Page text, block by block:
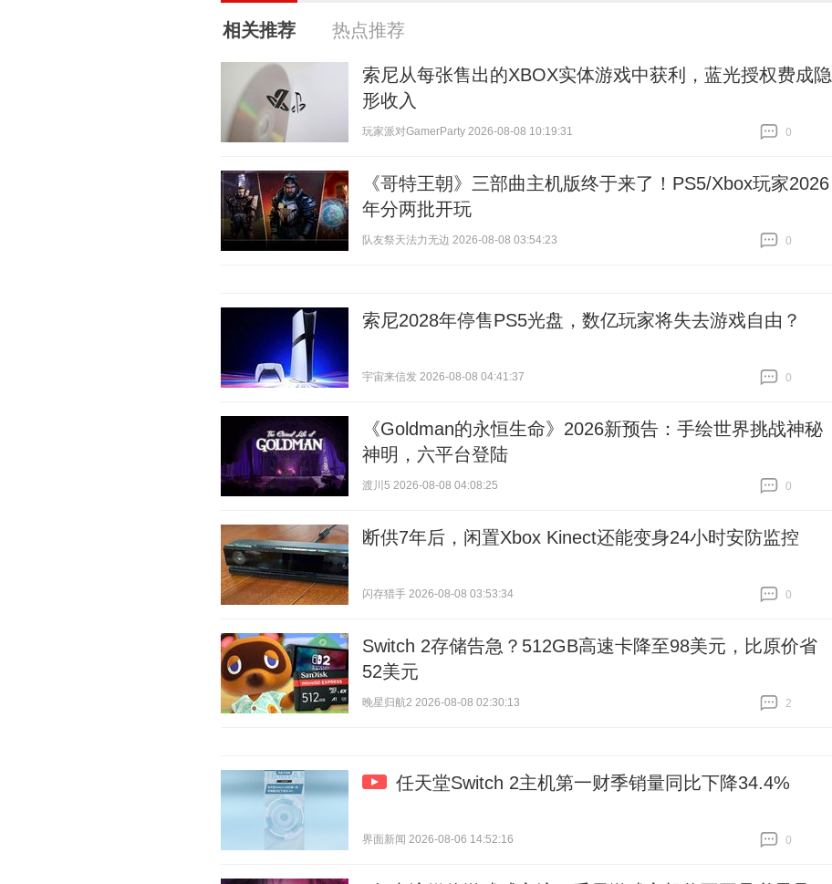
相关推荐 热点推荐
索尼从每张售出的XBOX实体游戏中获利，蓝光授权费成隐
形收入
玩家派对GamerParty 2026-08-08 10:19:31
0
《哥特王朝》三部曲主机版终于来了！PS5/Xbox玩家2026
年分两批开玩
队友祭天法力无边 2026-08-08 03:54:23
0
索尼2028年停售PS5光盘，数亿玩家将失去游戏自由？
宇宙来信发 2026-08-08 04:41:37
0
《Goldman的永恒生命》2026新预告：手绘世界挑战神秘
神明，六平台登陆
渡川5 2026-08-08 04:08:25
0
断供7年后，闲置Xbox Kinect还能变身24小时安防监控
闪存猎手 2026-08-08 03:53:34
0
Switch 2存储告急？512GB高速卡降至98美元，比原价省
52美元
晚星归航2 2026-08-08 02:30:13
2
任天堂Switch 2主机第一财季销量同比下降34.4%
界面新闻 2026-08-06 14:52:16
0